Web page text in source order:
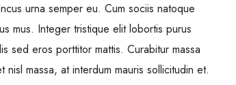
urna semper eu. Cum sociis natoque
mus. Integer tristique elit lobortis purus
sed eros porttitor mattis. Curabitur massa
massa, at interdum mauris sollicitudin et.